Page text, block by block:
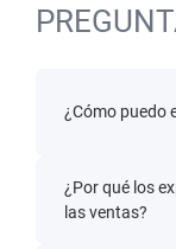
¿Cómo puedo
¿Por qué los
las ventas?